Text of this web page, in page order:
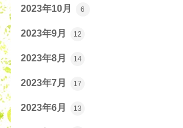
2023年10月 6
2023年9月 12
2023年8月 14
2023年7月 17
2023年6月 13